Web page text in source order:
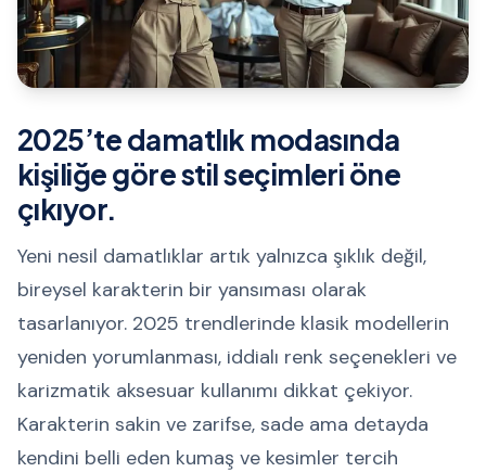
2025’te damatlık modasında
kişiliğe göre stil seçimleri öne
çıkıyor.
Yeni nesil damatlıklar artık yalnızca şıklık değil,
bireysel karakterin bir yansıması olarak
tasarlanıyor. 2025 trendlerinde klasik modellerin
yeniden yorumlanması, iddialı renk seçenekleri ve
karizmatik aksesuar kullanımı dikkat çekiyor.
Karakterin sakin ve zarifse, sade ama detayda
kendini belli eden kumaş ve kesimler tercih